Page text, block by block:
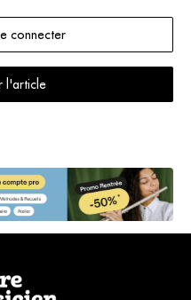
connecter
l'article